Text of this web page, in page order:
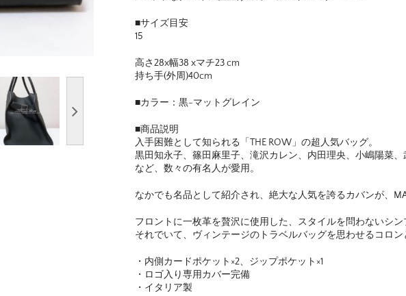
■サイズ目安
15
高さ28x幅38 xマチ23 cm
持ち手(外周)40cm
■カラー：黒-マットグレイン
■商品説明
入手困難として知られる「THE ROW」の超人気バッグ。
黒田知永子、篠田麻里子、滝沢カレン、内田理央、小嶋陽菜
など、数々の有名人が愛用。
なかでも名品として紹介され、絶大な人気を誇るカバンが、
フロントに一枚革を贅沢に使用した、スタイルを問わないシン
それでいて、ヴィンテージのトラベルバッグを思わせるコロン
・内側カードポケット×2、ジップポケット×1
・ロゴ入り専用カバー完備
・イタリア製